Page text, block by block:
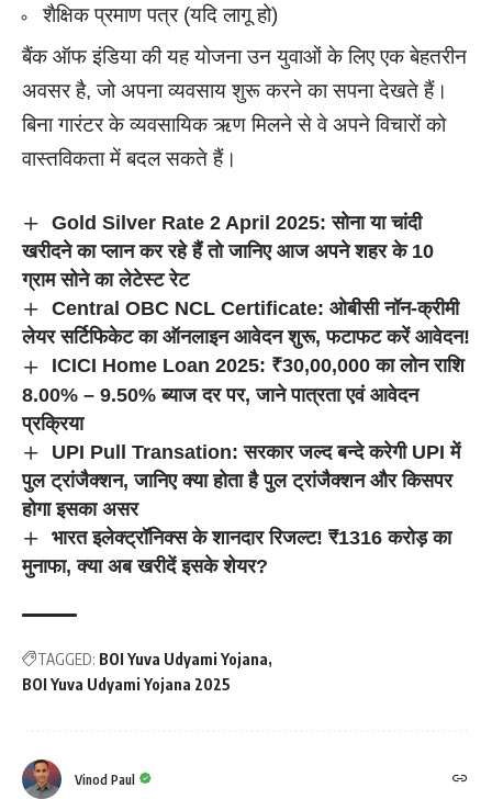
शैक्षिक प्रमाण पत्र (यदि लागू हो)
बैंक ऑफ इंडिया की यह योजना उन युवाओं के लिए एक बेहतरीन
अवसर है, जो अपना व्यवसाय शुरू करने का सपना देखते हैं।
बिना गारंटर के व्यवसायिक ऋण मिलने से वे अपने विचारों को
वास्तविकता में बदल सकते हैं।
Gold Silver Rate 2 April 2025: सोना या चांदी
खरीदने का प्लान कर रहे हैं तो जानिए आज अपने शहर के 10
ग्राम सोने का लेटेस्ट रेट
Central OBC NCL Certificate: ओबीसी नॉन-क्रीमी
लेयर सर्टिफिकेट का ऑनलाइन आवेदन शुरू, फटाफट करें आवेदन!
ICICI Home Loan 2025: ₹30,00,000 का लोन राशि
8.00% – 9.50% ब्याज दर पर, जाने पात्रता एवं आवेदन
प्रक्रिया
UPI Pull Transation: सरकार जल्द बन्दे करेगी UPI में
पुल ट्रांजैक्शन, जानिए क्या होता है पुल ट्रांजैक्शन और किसपर
होगा इसका असर
भारत इलेक्ट्रॉनिक्स के शानदार रिजल्ट! ₹1316 करोड़ का
मुनाफा, क्या अब खरीदें इसके शेयर?
TAGGED: BOI Yuva Udyami Yojana
BOI Yuva Udyami Yojana 2025
Vinod Paul